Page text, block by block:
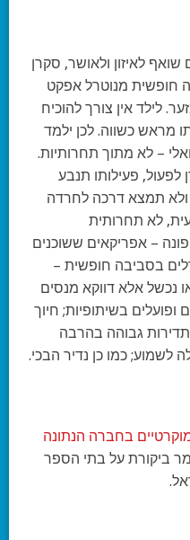
לאיזון ולאושר, סקרן
חופשית מנוטרל אפקט
לילד אין צורך להוכיח
מראש כשווה. לכן ילמד
– לא מתוך תחרותיות.
לפעול, פעילותו תנבע
תמצא דרכה לחרדה
לא תחרותית
– אפריקאים ששוכנים
בסביבה חופשית –
נכשל אלא דווקא מנסים
ופועלים בשיתופיות; חיוך
גבוהה בהרבה
לשמוע; כמו כן נדיר הבכי.
בחברה הנתונה
ביקורת על בתי הספר